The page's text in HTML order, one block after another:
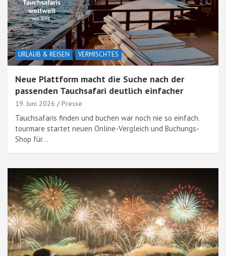
URLAUB & REISEN VERMISCHTES
Neue Plattform macht die Suche nach der
passenden Tauchsafari deutlich einfacher
19. Juni 2026 Presse
Tauchsafaris finden und buchen war noch nie so einfach.
tourmare startet neuen Online-Vergleich und Buchungs-
Shop für…